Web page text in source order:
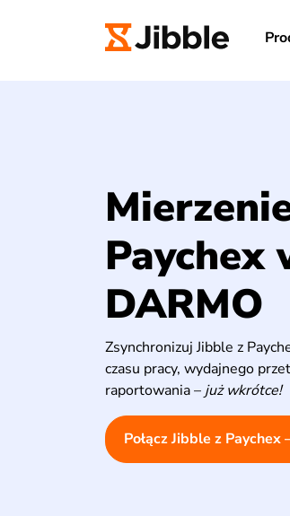
Paychex
DARMO
Zsynchronizuj Jibble z
czasu pracy, wydajnego
raportowania – już wkrótce!
Połącz Jibble z Paychex